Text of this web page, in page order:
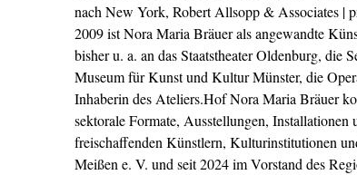
nach New York, Robert Allsopp & Associates |
2009 ist Nora Maria Bräuer als angewandte
bisher u. a. an das Staatstheater Oldenburg, die
Museum für Kunst und Kultur Münster, die
Inhaberin des Ateliers.Hof Nora Maria Bräuer
sektorale Formate, Ausstellungen,
freischaffenden Künstlern, Kulturinstitutionen
Meißen e. V. und seit 2024 im Vorstand des